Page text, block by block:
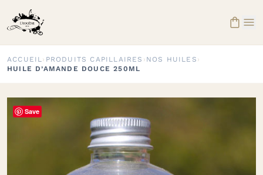
 
ACCUEIL› PRODUITS CAPILLAIRES › NOS HUILES ›
HUILE D’AMANDE DOUCE 250ML
Save